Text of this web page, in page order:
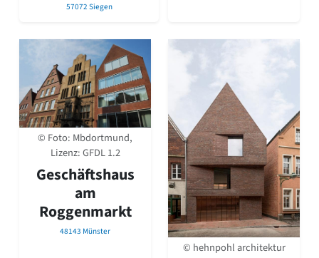
57072 Siegen
© Foto: Mbdortmund,
Lizenz: GFDL 1.2
Geschäftshaus
am
Roggenmarkt
48143 Münster
© hehnpohl architektur